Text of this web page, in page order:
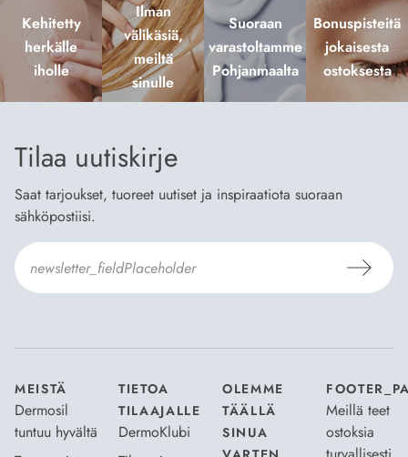
Kehitetty
herkälle
iholle
Ilman
välikäsiä,
meiltä
sinulle
Suoraan
varastoltamme
Pohjanmaalta
Bonuspisteitä
jokaisesta
ostoksesta
Tilaa uutiskirje
Saat tarjoukset, tuoreet uutiset ja inspiraatiota suoraan
sähköpostiisi.
MEISTÄ
Dermosil
tuntuu hyvältä
TIETOA
TILAAJALLE
DermoKlubi
OLEMME
TÄÄLLÄ
SINUA
Meillä teet
ostoksia